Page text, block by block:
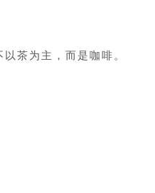
茶为主，而是咖啡。